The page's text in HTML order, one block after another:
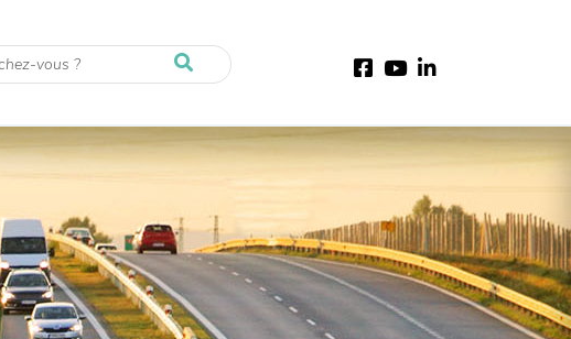
Facebook
YoutubeLinkedIn